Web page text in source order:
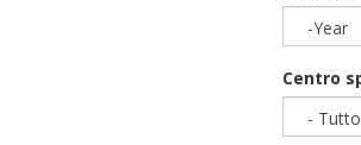
-Year
Centro
-